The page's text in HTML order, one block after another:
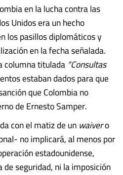
en la lucha contra las
Unidos era un hecho
los pasillos diplomáticos y
en la fecha señalada.
columna titulada “Consultas
estaban dados para que
que Colombia no
de Ernesto Samper.
con el matiz de unwaivero
no implicará, al menos por
estadounidense,
seguridad, ni la imposición